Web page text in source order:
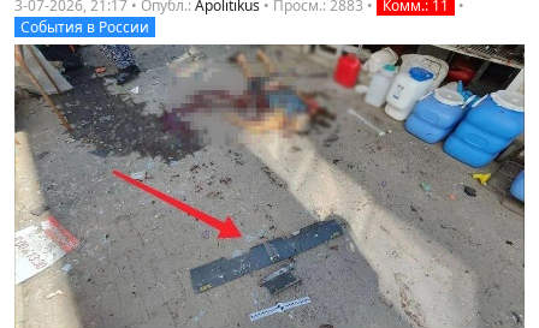
3-07-2026, 21:17 • Опубл.:Apolitikus • Просм.: 2883 • Комм.: 11
•
События в России